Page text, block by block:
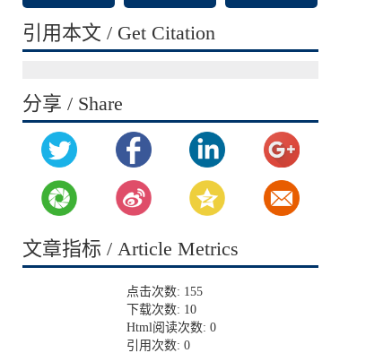
引用本文 / Get Citation
分享 / Share
文章指标 / Article Metrics
点击次数: 155
下载次数: 10
Html阅读次数: 0
引用次数: 0